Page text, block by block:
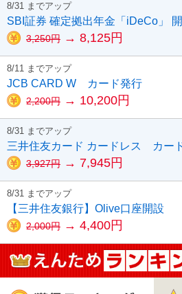
8/31 までアップ
SBI証券 確定拠出年金「iDeCo」
3,250円 → 8,125円
8/11 までアップ
JCB CARD W カード発行
2,200円 → 10,200円
8/31 までアップ
三井住友カード カードレス カー
3,927円 → 7,945円
8/31 までアップ
【三井住友銀行】Olive口座開設
2,000円 → 4,400円